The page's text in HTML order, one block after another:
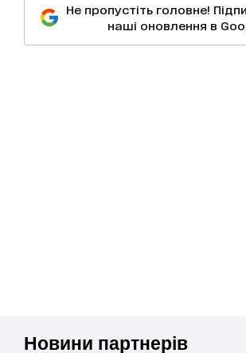
Не пропустіть головне!
наші оновлення в